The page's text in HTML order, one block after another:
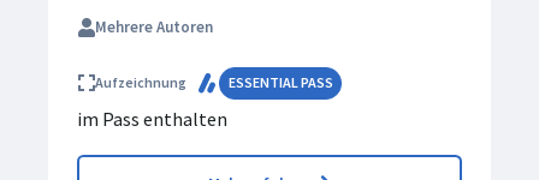
Mehrere Autoren
Aufzeichnung ESSENTIAL PASS
im Pass enthalten